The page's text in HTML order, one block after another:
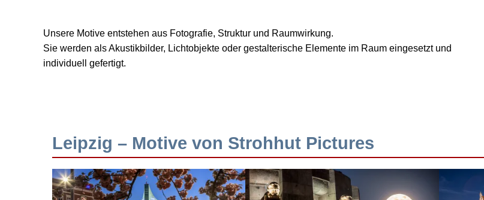
Unsere Motive entstehen aus Fotografie, Struktur und Raumwirkung.
Sie werden als Akustikbilder, Lichtobjekte oder gestalterische Elemente im Raum eingesetzt und
individuell gefertigt.
Leipzig – Motive von Strohhut Pictures